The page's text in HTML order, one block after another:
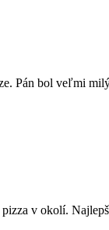
Pán bol veľmi
v okolí.